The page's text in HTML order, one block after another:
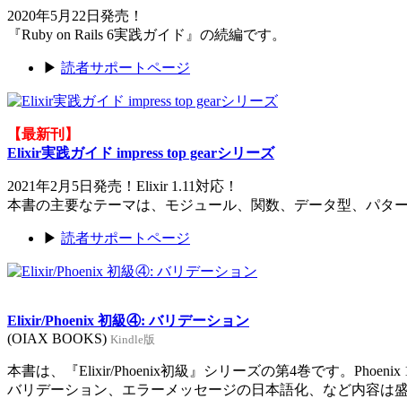
2020年5月22日発売！
『Ruby on Rails 6実践ガイド』の続編です。
▶ 読者サポートページ
【最新刊】
Elixir実践ガイド impress top gearシリーズ
2021年2月5日発売！Elixir 1.11対応！
本書の主要なテーマは、モジュール、関数、データ型、パタ
▶ 読者サポートページ
Elixir/Phoenix 初級④: バリデーション
(OIAX BOOKS) Kindle版
本書は、『Elixir/Phoenix初級』シリーズの第4巻です。
バリデーション、エラーメッセージの日本語化、など内容は